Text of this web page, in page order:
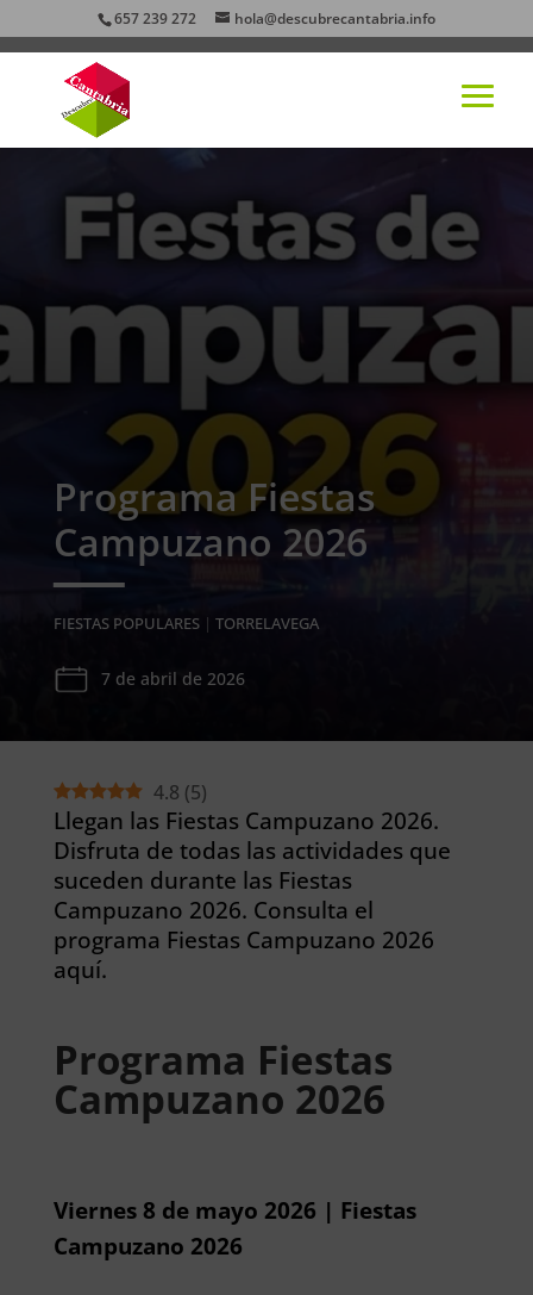
657 239 272 hola@descubrecantabria.info
Programa Fiestas
Campuzano 2026
FIESTAS POPULARES| TORRELAVEGA
7 de abril de 2026
4.8 (5)
Llegan las Fiestas Campuzano 2026.
Disfruta de todas las actividades que
suceden durante las Fiestas
Campuzano 2026. Consulta el
programa Fiestas Campuzano 2026
aquí.
Programa Fiestas
Campuzano 2026
Viernes 8 de mayo 2026 | Fiestas
Campuzano 2026